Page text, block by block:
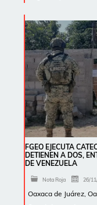
FGEO EJECUTA
DETIENEN A DOS,
DE VENEZUELA
Nota Roja 26/
Oaxaca de Juárez,